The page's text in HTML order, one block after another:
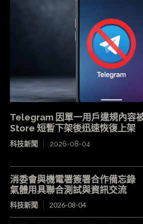
Telegram 因單一用戶違規內容
Store 短暫下架後迅速恢復上架
科技新聞 2026-08-04
消委會與機電署簽署合作備忘錄
氣體用具聯合測試與資訊交流
科技新聞 2026-08-04